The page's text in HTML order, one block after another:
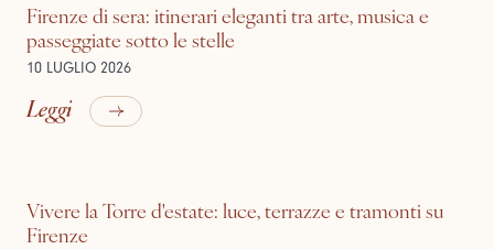
Firenze di sera: itinerari eleganti tra arte, musica e
passeggiate sotto le stelle
10 LUGLIO 2026
Leggi
Vivere la Torre d'estate: luce, terrazze e tramonti su
Firenze